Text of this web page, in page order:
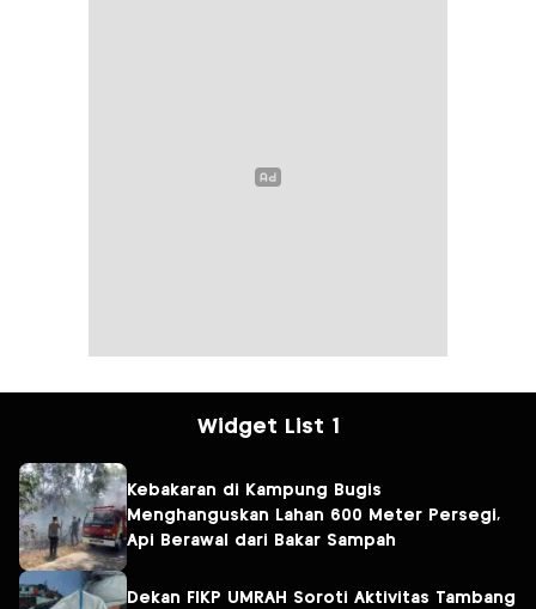
Widget List 1
Kebakaran di Kampung Bugis
Menghanguskan Lahan 600 Meter Persegi,
Api Berawal dari Bakar Sampah
Dekan FIKP UMRAH Soroti Aktivitas Tambang